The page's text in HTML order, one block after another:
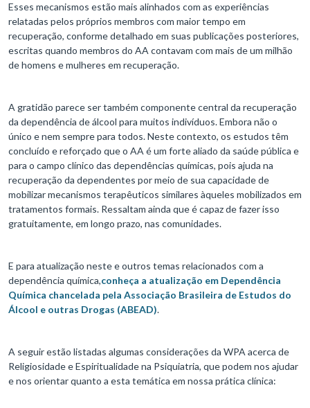
Esses mecanismos estão mais alinhados com as experiências
relatadas pelos próprios membros com maior tempo em
recuperação, conforme detalhado em suas publicações posteriores,
escritas quando membros do AA contavam com mais de um milhão
de homens e mulheres em recuperação.
A gratidão parece ser também componente central da recuperação
da dependência de álcool para muitos indivíduos. Embora não o
único e nem sempre para todos. Neste contexto, os estudos têm
concluído e reforçado que o AA é um forte aliado da saúde pública e
para o campo clínico das dependências químicas, pois ajuda na
recuperação da dependentes por meio de sua capacidade de
mobilizar mecanismos terapêuticos similares àqueles mobilizados em
tratamentos formais. Ressaltam ainda que é capaz de fazer isso
gratuitamente, em longo prazo, nas comunidades.
E para atualização neste e outros temas relacionados com a
dependência química,conheça a atualização em Dependência
Química chancelada pela Associação Brasileira de Estudos do
Álcool e outras Drogas (ABEAD).
A seguir estão listadas algumas considerações da WPA acerca de
Religiosidade e Espiritualidade na Psiquiatria, que podem nos ajudar
e nos orientar quanto a esta temática em nossa prática clínica: